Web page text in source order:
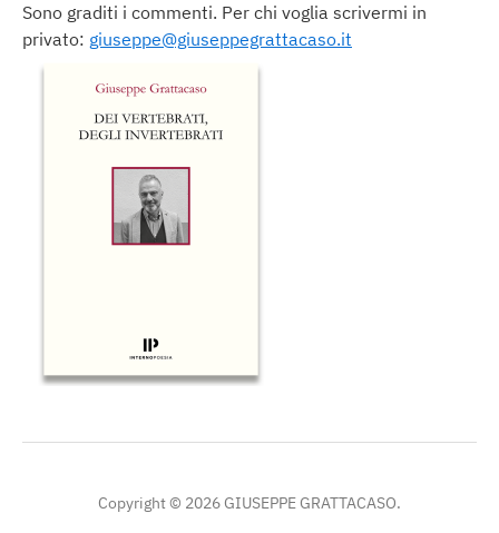
Sono graditi i commenti. Per chi voglia scrivermi in
privato: giuseppe@giuseppegrattacaso.it
Copyright © 2026 GIUSEPPE GRATTACASO.